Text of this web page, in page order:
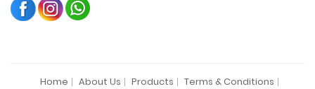
Home About Us Products Terms & Conditions